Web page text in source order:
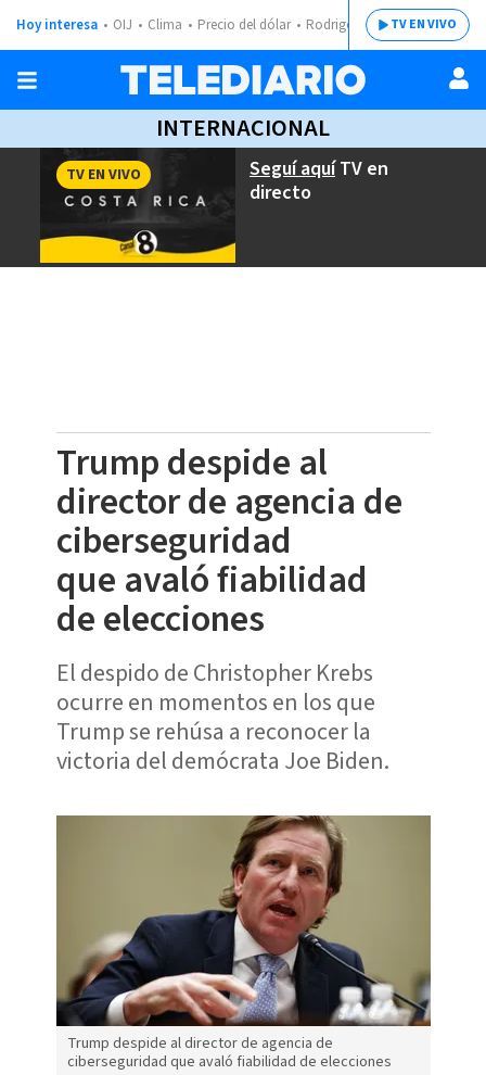
Hoy interesa OIJ Clima Precio del dólar Rodrigo ChavesTV EN VIVO
INTERNACIONAL
Seguí aquíTV en
directo
TV EN VIVO
Trump despide al
director de agencia de
ciberseguridad
que avaló fiabilidad
de elecciones
El despido de Christopher Krebs
ocurre en momentos en los que
Trump se rehúsa a reconocer la
victoria del demócrata Joe Biden.
Trump despide al director de agencia de
ciberseguridad que avaló fiabilidad de elecciones